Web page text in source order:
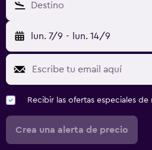
Destino
lun. 7/9 - lun. 14/9
Recibir las ofertas especiales
Crea una alerta de precio